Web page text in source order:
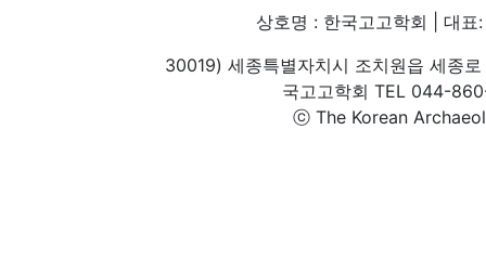
상호명 : 한국고고학회 | 대
30019) 세종특별자치시 조치원읍 세종
국고고학회 TEL 044-
ⓒ The Korean